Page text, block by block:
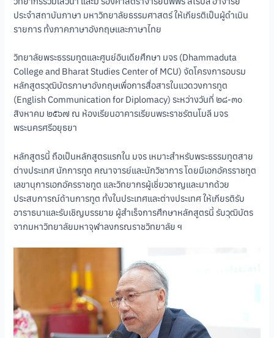
ประจำสถาบันภาษา มหาวิทยาลัยธรรมศาสตร์ ให้เกียรติเป็นผู้ดำเนิน
รายการ ทั้งภาคภาษาอังกฤษและภาษาไทย
วิทยาลัยพระธรรมทูตและศูนย์อินเดียศึกษา มจร (Dhammaduta
College and Bharat Studies Center of MCU) จัดโครงการอบรม
หลักสูตรวุฒิบัตรภาษาอังกฤษเพื่อการสื่อสารในแวดวงการทูต
(English Communication for Diplomacy) ระหว่างวันที่ ๒๘-๓๐
สิงหาคม ๒๕๖๗ ณ ห้องเรียนอาคารเรียนพระราชรัตนโมลี มจร
พระนครศรีอยุธยา
หลักสูตรนี้ ถือเป็นหลักสูตรแรกใน มจร เหมาะสำหรับพระธรรมทูตสาย
ต่างประเทศ นักการทูต คณาจารย์และนักวิชาการ โดยมีเอกอัครราชทูต
เลขานุการเอกอัครราชทูต และวิทยากรผู้เชี่ยวชาญและมากด้วย
ประสบการณ์ด้านการทูต ทั้งในประเทศและต่างประเทศ ให้เกียรติรับ
อาราธนาและรับเชิญบรรยาย ผู้สำเร็จการศึกษาหลักสูตรนี้ รับวุฒิบัตร
จากมหาวิทยาลัยมหาจุฬาลงกรณราชวิทยาลัย ฯ